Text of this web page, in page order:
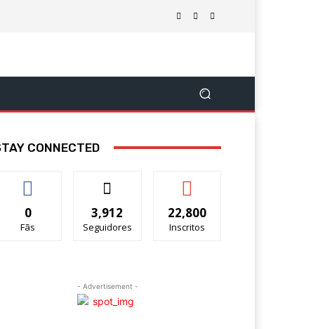
CONNECTED
0
Fãs
3,912
Seguidores
22,800
Inscritos
- Advertisement -